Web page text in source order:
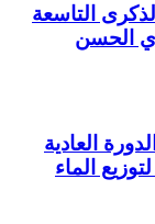
التاسعة
الحسن
العادية
الماء